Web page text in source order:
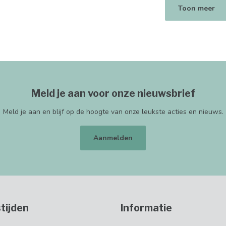
Toon meer
Meld je aan voor onze nieuwsbrief
Meld je aan en blijf op de hoogte van onze leukste acties en nieuws.
Aanmelden
Informatie